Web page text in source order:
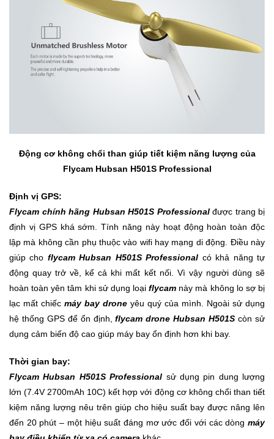
pháp
Voucher
Mẹ
Động cơ không chổi than giúp tiết kiệm năng lượng của
Flycam Hubsan H501S Professional
Định vị GPS:
Flycam chính hãng Hubsan H501S Professionalđược trang bị
định vị GPS khá sớm. Tính năng này hoạt động hoàn toàn độc
lập mà không cần phụ thuộc vào wifi hay mạng di động. Điều này
giúp cho flycam Hubsan H501S Professional có khả năng tự
động quay trở về, kể cả khi mất kết nối. Vì vậy người dùng sẽ
hoàn toàn yên tâm khi sử dụng loạiflycam này mà không lo sợ bị
lạc mất chiếc máy bay drone yêu quý của mình. Ngoài sử dụng
hệ thống GPS để ổn định,flycam drone Hubsan H501S còn sử
dụng cảm biến độ cao giúp máy bay ổn định hơn khi bay.
Thời gian bay:
Flycam Hubsan H501S Professional sử dụng pin dung lượng
lớn (7.4V 2700mAh 10C) kết hợp với động cơ không chổi than tiết
kiệm năng lượng nêu trên giúp cho hiệu suất bay được nâng lên
đến 20 phút – một hiệu suất đáng mơ ước đối với các dòng máy